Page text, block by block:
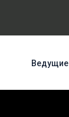
Ведущие